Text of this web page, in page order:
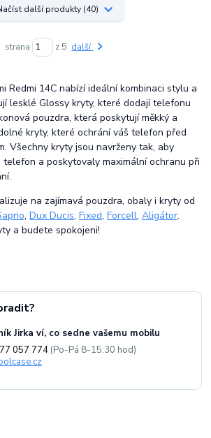
Jirka ví, co sedne vašemu mobilu
057 774 (Po-Pá 8-15:30 hod)
další produkty (40)
strana z 5 další
Redmi 14C nabízí ideální kombinaci stylu a
lesklé Glossy kryty, které dodají telefonu
pouzdra, která poskytují měkký a
kryty, které ochrání váš telefon před
Všechny kryty jsou navrženy tak, aby
telefon a poskytovaly maximální ochranu při
na zajímavá pouzdra, obaly i kryty od
,Dux Ducis,Fixed,Forcell,Aligátor.
a budete spokojeni!